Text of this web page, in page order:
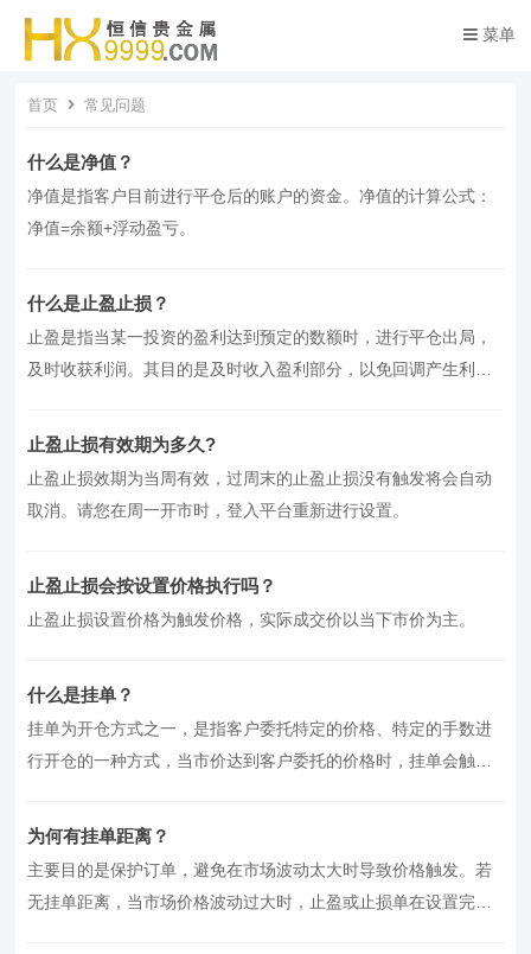
菜单
首页 常见问题
什么是净值？
净值是指客户目前进行平仓后的账户的资金。净值的计算公式：
净值=余额+浮动盈亏。
什么是止盈止损？
止盈是指当某一投资的盈利达到预定的数额时，进行平仓出局，
及时收获利润。其目的是及时收入盈利部分，以免回调产生利润
止盈止损有效期为多久?
止盈止损效期为当周有效，过周末的止盈止损没有触发将会自动
取消。请您在周一开市时，登入平台重新进行设置。
止盈止损会按设置价格执行吗？
止盈止损设置价格为触发价格，实际成交价以当下市价为主。
什么是挂单？
挂单为开仓方式之一，是指客户委托特定的价格、特定的手数进
行开仓的一种方式，当市价达到客户委托的价格时，挂单会触发
为何有挂单距离？
主要目的是保护订单，避免在市场波动太大时导致价格触发。若
无挂单距离，当市场价格波动过大时，止盈或止损单在设置完后